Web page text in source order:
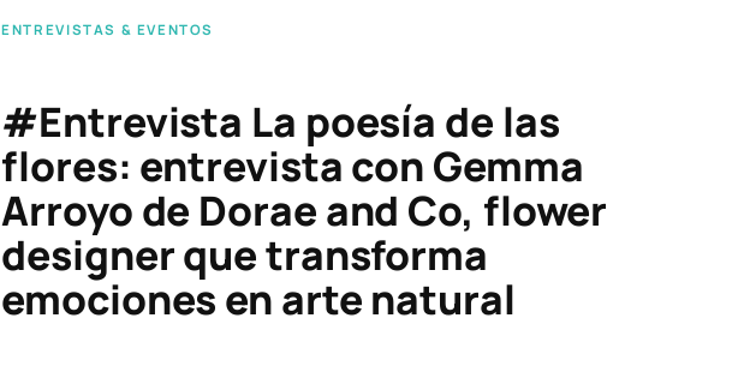
ENTREVISTAS & EVENTOS
#Entrevista La poesía de las
flores: entrevista con Gemma
Arroyo de Dorae and Co, flower
designer que transforma
emociones en arte natural